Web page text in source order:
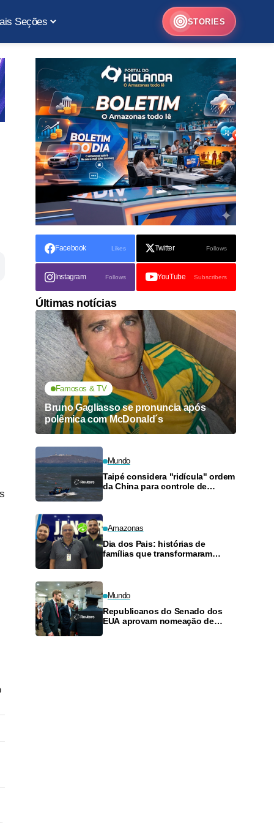
Seções STORIES
Facebook Likes Twitter Follows
Instagram Follows YouTube Subscribers
Últimas notícias
Famosos & TV
Bruno Gagliasso se pronuncia após
polêmica com McDonald´s
Mundo
Taipé considera "ridícula" ordem
da China para controle de
Amazonas
Dia dos Pais: histórias de
famílias que transformaram
Mundo
Republicanos do Senado dos
EUA aprovam nomeação de